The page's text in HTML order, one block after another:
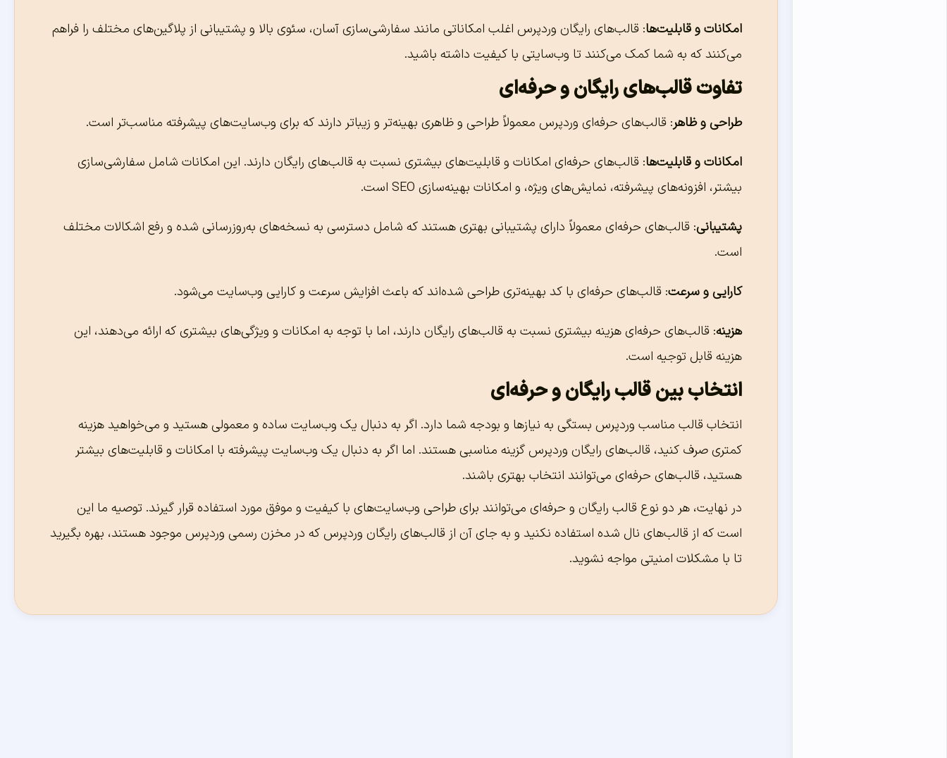
امکانات و قابلیت‌ها: قالب‌های رایگان وردپرس اغلب امکاناتی مانند سفارشی‌سازی آسان، سئوی بالا و پشتیبانی از پلاگین‌های مختلف را فراهم
می‌کنند که به شما کمک می‌کنند تا وب‌سایتی با کیفیت داشته باشید.
تفاوت قالب‌های رایگان و حرفه‌ای
طراحی و ظاهر: قالب‌های حرفه‌ای وردپرس معمولاً طراحی و ظاهری بهینه‌تر و زیباتر دارند که برای وب‌سایت‌های پیشرفته مناسب‌تر است.
امکانات و قابلیت‌ها: قالب‌های حرفه‌ای امکانات و قابلیت‌های بیشتری نسبت به قالب‌های رایگان دارند. این امکانات شامل سفارشی‌سازی
بیشتر، افزونه‌های پیشرفته، نمایش‌های ویژه، و امکانات بهینه‌سازی SEO است.
پشتیبانی: قالب‌های حرفه‌ای معمولاً دارای پشتیبانی بهتری هستند که شامل دسترسی به نسخه‌های به‌روزرسانی شده و رفع اشکالات مختلف
است.
کارایی و سرعت: قالب‌های حرفه‌ای با کد بهینه‌تری طراحی شده‌اند که باعث افزایش سرعت و کارایی وب‌سایت می‌شود.
هزینه: قالب‌های حرفه‌ای هزینه بیشتری نسبت به قالب‌های رایگان دارند، اما با توجه به امکانات و ویژگی‌های بیشتری که ارائه می‌دهند، این
هزینه قابل توجیه است.
انتخاب بین قالب رایگان و حرفه‌ای
انتخاب قالب مناسب وردپرس بستگی به نیازها و بودجه شما دارد. اگر به دنبال یک وب‌سایت ساده و معمولی هستید و می‌خواهید هزینه
کمتری صرف کنید، قالب‌های رایگان وردپرس گزینه مناسبی هستند. اما اگر به دنبال یک وب‌سایت پیشرفته با امکانات و قابلیت‌های بیشتر
هستید، قالب‌های حرفه‌ای می‌توانند انتخاب بهتری باشند.
در نهایت، هر دو نوع قالب رایگان و حرفه‌ای می‌توانند برای طراحی وب‌سایت‌های با کیفیت و موفق مورد استفاده قرار گیرند. توصیه ما این
است که از قالب‌های نال شده استفاده نکنید و به جای آن از قالب‌های رایگان وردپرس که در مخزن رسمی وردپرس موجود هستند، بهره بگیرید
تا با مشکلات امنیتی مواجه نشوید.